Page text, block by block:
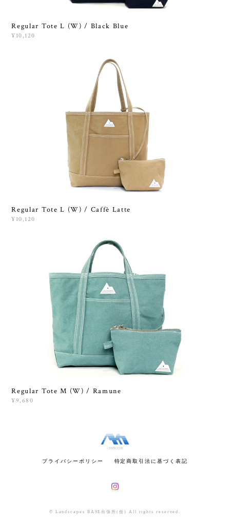
Regular Tote L (W) / Black Blue
¥10,120
Regular Tote L (W) / Caffè Latte
¥10,120
Regular Tote M (W) / Ramune
¥9,680
プライバシーポリシー 特定商取引法に基づく表記
© Landscapes BASE出張所(仮) All rights reserved.